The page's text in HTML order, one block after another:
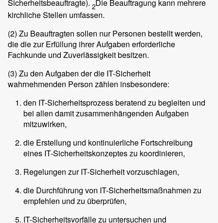
Sicherheitsbeauftragte). 2Die Beauftragung kann mehrere
kirchliche Stellen umfassen.
(2) Zu Beauftragten sollen nur Personen bestellt werden,
die die zur Erfüllung ihrer Aufgaben erforderliche
Fachkunde und Zuverlässigkeit besitzen.
(3) Zu den Aufgaben der die IT-Sicherheit
wahrnehmenden Person zählen insbesondere:
den IT-Sicherheitsprozess beratend zu begleiten und
bei allen damit zusammenhängenden Aufgaben
mitzuwirken,
die Erstellung und kontinuierliche Fortschreibung
eines IT-Sicherheitskonzeptes zu koordinieren,
Regelungen zur IT-Sicherheit vorzuschlagen,
die Durchführung von IT-Sicherheitsmaßnahmen zu
empfehlen und zu überprüfen,
IT-Sicherheitsvorfälle zu untersuchen und